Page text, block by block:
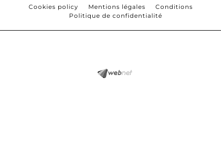
Cookies policy Mentions légales
Conditions
Politique de confidentialité